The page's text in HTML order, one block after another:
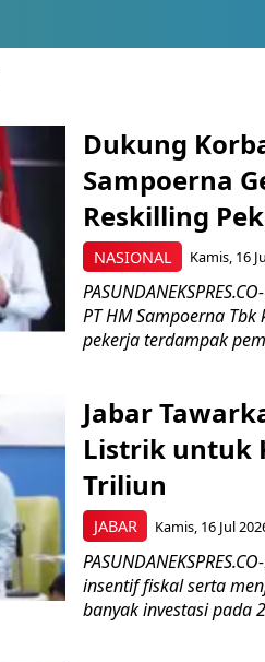
NASIONAL
Dukung
Sampoerna
Reskilling
Kamis, 16
PT HM Sampoerna
pekerja terdampak
JABAR
Jabar
Listrik untuk
Triliun
Kamis, 16 Jul
insentif fiskal serta
banyak investasi pada